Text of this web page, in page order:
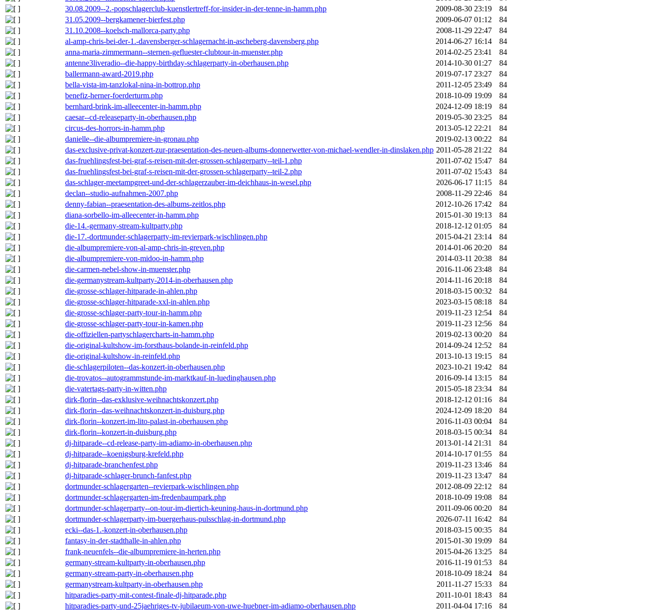
30.08.2009--2.-popschlagerclub-kuenstlertreff-for-insider-in-der-tenne-in-hamm.php
2009-08-30 23:19
84
31.05.2009--bergkamener-bierfest.php
2009-06-07 01:12
84
31.10.2008--koelsch-mallorca-party.php
2008-11-29 22:47
84
al-amp-chris-bei-der-1.-davensberger-schlagernacht-in-ascheberg-davensberg.php
2014-06-27 16:14
84
anna-maria-zimmermann--sternen-gefluester-clubtour-in-muenster.php
2014-02-25 23:41
84
antenne3liveradio--die-happy-birthday-schlagerparty-in-oberhausen.php
2014-10-30 01:27
84
ballermann-award-2019.php
2019-07-17 23:27
84
bella-vista-im-tanzlokal-nina-in-bottrop.php
2011-12-05 23:49
84
benefiz-herner-foerderturm.php
2018-10-09 19:09
84
bernhard-brink-im-alleecenter-in-hamm.php
2024-12-09 18:19
84
caesar--cd-releaseparty-in-oberhausen.php
2019-05-30 23:25
84
circus-des-horrors-in-hamm.php
2013-05-12 22:21
84
danielle--die-albumpremiere-in-gronau.php
2019-02-13 00:22
84
das-exclusive-privat-konzert-zur-praesentation-des-neuen-albums-donnerwetter-von-michael-wendler-in-dinslaken.php 2011-05-28 21:22
84
das-fruehlingsfest-bei-graf-s-reisen-mit-der-grossen-schlagerparty--teil-1.php
2011-07-02 15:47
84
das-fruehlingsfest-bei-graf-s-reisen-mit-der-grossen-schlagerparty--teil-2.php
2011-07-02 15:43
84
das-schlager-meetampgreet-und-der-schlagerzauber-im-deichhaus-in-wesel.php
2026-06-17 11:15
84
declan--studio-aufnahmen-2007.php
2008-11-29 22:46
84
denny-fabian--praesentation-des-albums-zeitlos.php
2012-10-26 17:42
84
diana-sorbello-im-alleecenter-in-hamm.php
2015-01-30 19:13
84
die-14.-germany-stream-kultparty.php
2018-12-12 01:05
84
die-17.-dortmunder-schlagerparty-im-revierpark-wischlingen.php
2015-04-21 23:14
84
die-albumpremiere-von-al-amp-chris-in-greven.php
2014-01-06 20:20
84
die-albumpremiere-von-midoo-in-hamm.php
2014-03-11 20:38
84
die-carmen-nebel-show-in-muenster.php
2016-11-06 23:48
84
die-germanystream-kultparty-2014-in-oberhausen.php
2014-11-16 20:18
84
die-grosse-schlager-hitparade-in-ahlen.php
2018-03-15 00:32
84
die-grosse-schlager-hitparade-xxl-in-ahlen.php
2023-03-15 08:18
84
die-grosse-schlager-party-tour-in-hamm.php
2019-11-23 12:54
84
die-grosse-schlager-party-tour-in-kamen.php
2019-11-23 12:56
84
die-offiziellen-partyschlagercharts-in-hamm.php
2019-02-13 00:20
84
die-original-kultshow-im-forsthaus-bolande-in-reinfeld.php
2014-09-24 12:52
84
die-original-kultshow-in-reinfeld.php
2013-10-13 19:15
84
die-schlagerpiloten--das-konzert-in-oberhausen.php
2023-10-21 19:42
84
die-trovatos--autogrammstunde-im-marktkauf-in-luedinghausen.php
2016-09-14 13:15
84
die-vatertags-party-in-witten.php
2015-05-18 23:34
84
dirk-florin--das-exklusive-weihnachtskonzert.php
2018-12-12 01:16
84
dirk-florin--das-weihnachtskonzert-in-duisburg.php
2024-12-09 18:20
84
dirk-florin--konzert-im-lito-palast-in-oberhausen.php
2016-11-03 00:04
84
dirk-florin--konzert-in-duisburg.php
2018-03-15 00:34
84
dj-hitparade--cd-release-party-im-adiamo-in-oberhausen.php
2013-01-14 21:31
84
dj-hitparade--koenigsburg-krefeld.php
2014-10-17 01:55
84
dj-hitparade-branchenfest.php
2019-11-23 13:46
84
dj-hitparade-schlager-brunch-fanfest.php
2019-11-23 13:47
84
dortmunder-schlagergarten--revierpark-wischlingen.php
2012-08-09 22:12
84
dortmunder-schlagergarten-im-fredenbaumpark.php
2018-10-09 19:08
84
dortmunder-schlagerparty--on-tour-im-diertich-keuning-haus-in-dortmund.php
2011-09-06 00:20
84
dortmunder-schlagerparty-im-buergerhaus-pulsschlag-in-dortmund.php
2026-07-11 16:42
84
ecki--das-1.-konzert-in-oberhausen.php
2018-03-15 00:35
84
fantasy-in-der-stadthalle-in-ahlen.php
2015-01-30 19:09
84
frank-neuenfels--die-albumpremiere-in-herten.php
2015-04-26 13:25
84
germany-stream-kultparty-in-oberhausen.php
2016-11-19 01:53
84
germany-stream-party-in-oberhausen.php
2018-10-09 18:24
84
germanystream-kultparty-in-oberhausen.php
2011-11-27 15:33
84
hitparadies-party-mit-contest-finale-dj-hitparade.php
2011-10-01 18:43
84
hitparadies-party-und-25jaehriges-tv-jubilaeum-von-uwe-huebner-im-adiamo-oberhausen.php
2011-04-04 17:16 84